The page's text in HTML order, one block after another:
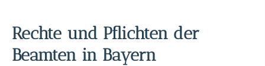
Rechte und Pflichten der
Beamten in Bayern